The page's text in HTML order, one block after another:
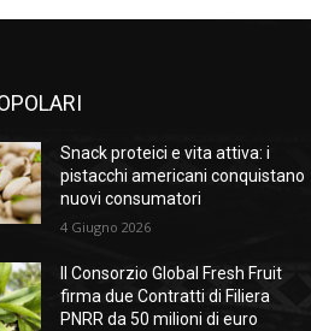
Snack proteici e vita attiva: i
pistacchi americani conquistano
nuovi consumatori
4 Giugno 2026
Il Consorzio Global Fresh Fruit
firma due Contratti di Filiera
PNRR da 50 milioni di euro